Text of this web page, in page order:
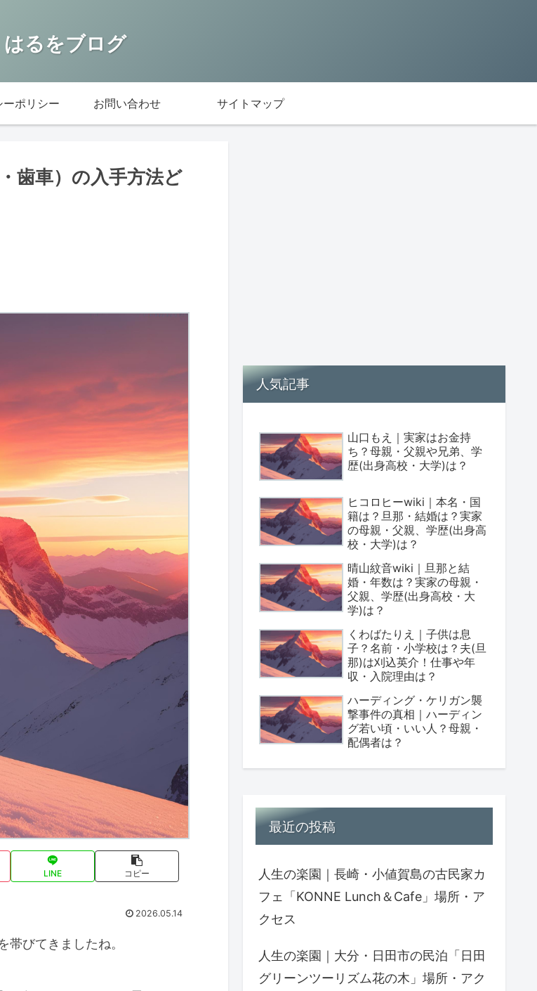
はるをブログ
ーポリシー お問い合わせ サイトマップ
歯車）の入手方法ど
LINE コピー
2026.05.14
びてきましたね。
人気記事
山口もえ｜実家はお金持
ち？母親・父親や兄弟、学
歴(出身高校・大学)は？
ヒコロヒーwiki｜本名・国
籍は？旦那・結婚は？実家
の母親・父親、学歴(出身高
校・大学)は？
晴山紋音wiki｜旦那と結
婚・年数は？実家の母親・
父親、学歴(出身高校・大
学)は？
くわばたりえ｜子供は息
子？名前・小学校は？夫(旦
那)は刈込英介！仕事や年
収・入院理由は？
ハーディング・ケリガン襲
撃事件の真相｜ハーディン
グ若い頃・いい人？母親・
配偶者は？
最近の投稿
人生の楽園｜長崎・小値賀島の古民家カ
フェ「KONNE Lunch＆Cafe」場所・ア
クセス
人生の楽園｜大分・日田市の民泊「日田
グリーンツーリズム花の木」場所・アク